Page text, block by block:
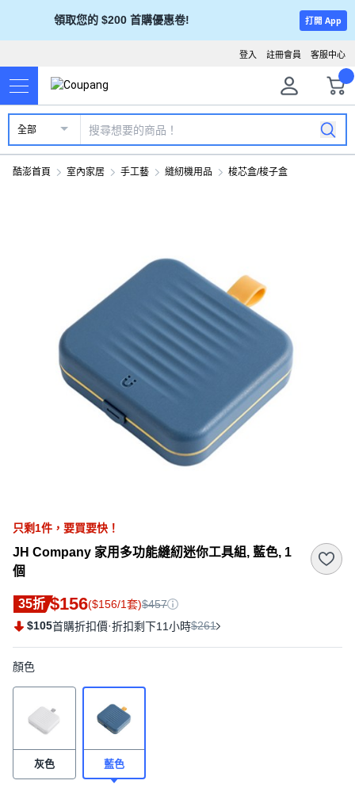
領取您的 $200 首購優惠卷! 打開 App
客服中心
註冊會員
登入
全部
酷澎首頁 室內家居 手工藝 縫紉機用品 梭芯盒/梭子盒
只剩1件， 要買要快！
JH Company 家用多功能縫紉迷你工具組, 藍色, 1
個
35折 $156($156/1套)$457
$105首購折扣價·折扣剩下11小時$261
顏色
灰色 藍色